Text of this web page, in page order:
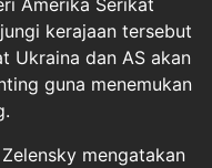
kerajaan tersebut
Ukraina dan AS akan
guna menemukan
mengatakan